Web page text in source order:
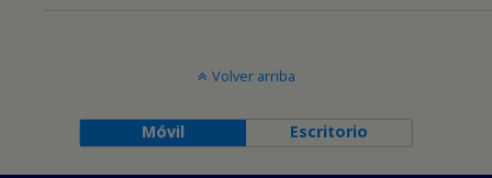
Volver arriba
Móvil Escritorio